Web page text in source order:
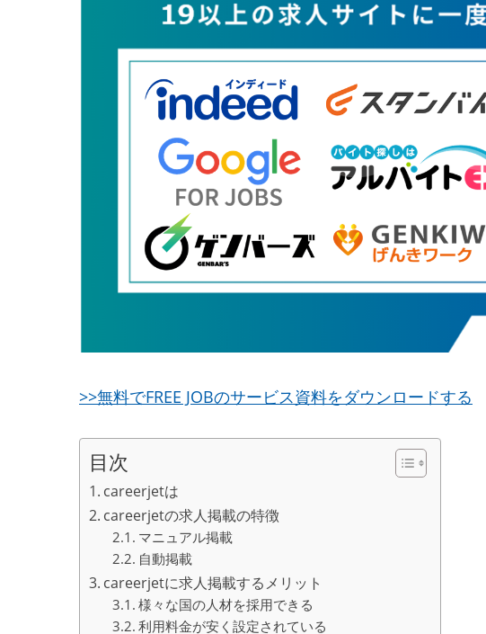
>>無料でFREE JOBのサービス資料をダウンロードする
目次
careerjetは
careerjetの求人掲載の特徴
マニュアル掲載
自動掲載
careerjetに求人掲載するメリット
様々な国の人材を採用できる
利用料金が安く設定されている